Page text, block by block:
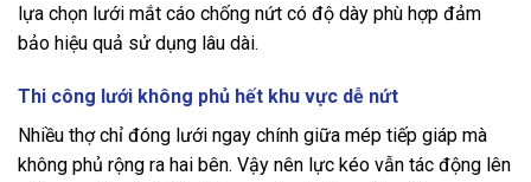
lựa chọn lưới mắt cáo chống nứt có độ dày phù hợp đảm
bảo hiệu quả sử dụng lâu dài.
Thi công lưới không phủ hết khu vực dễ nứt
Nhiều thợ chỉ đóng lưới ngay chính giữa mép tiếp giáp mà
không phủ rộng ra hai bên. Vậy nên lực kéo vẫn tác động lên